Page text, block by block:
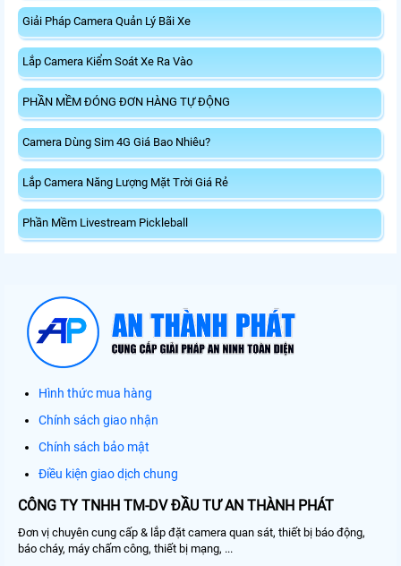
Giải Pháp Camera Quản Lý Bãi Xe
Lắp Camera Kiểm Soát Xe Ra Vào
PHẦN MỀM ĐÓNG ĐƠN HÀNG TỰ ĐỘNG
Camera Dùng Sim 4G Giá Bao Nhiêu?
Lắp Camera Năng Lượng Mặt Trời Giá Rẻ
Phần Mềm Livestream Pickleball
Hình thức mua hàng
Chính sách giao nhận
Chính sách bảo mật
Điều kiện giao dịch chung
CÔNG TY TNHH TM-DV ĐẦU TƯ AN THÀNH PHÁT
Đơn vị chuyên cung cấp & lắp đặt camera quan sát, thiết bị báo động,
báo cháy, máy chấm công, thiết bị mạng, ...